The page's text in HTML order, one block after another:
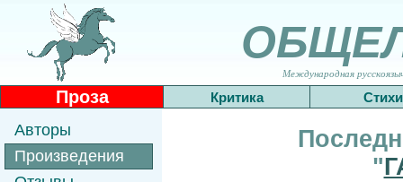
Международная
Проза Критика Стихи
Авторы
Произведения
"